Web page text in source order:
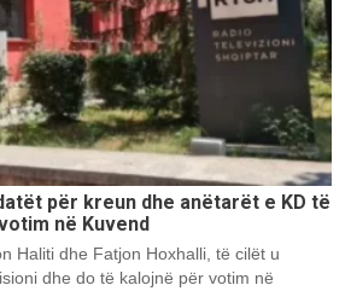
për kreun dhe anëtarët e KD të
në Kuvend
Haliti dhe Fatjon Hoxhalli, të cilët u
dhe do të kalojnë për votim në